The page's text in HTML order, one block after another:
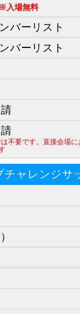
※入場無料
バーリスト
バーリスト
不要です。直接会場
チャレンジサ